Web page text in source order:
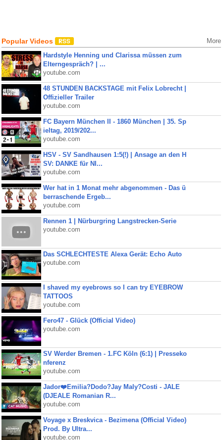
Popular Videos More
Hardstyle Henning und Clarissa müssen zum
Elterngespräch? | ...
youtube.com
48 STUNDEN BACKSTAGE mit Felix Lobrecht |
Offizieller Trailer
youtube.com
FC Bayern München II - 1860 München | 35. Sp
ieltag, 2019/202...
youtube.com
HSV - SV Sandhausen 1:5(!) | Ansage an den H
SV: DANKE für NI...
youtube.com
Wer hat in 1 Monat mehr abgenommen - Das ü
berraschende Ergeb...
youtube.com
Rennen 1 | Nürburgring Langstrecken-Serie
youtube.com
Das SCHLECHTESTE Alexa Gerät: Echo Auto
youtube.com
I shaved my eyebrows so I can try EYEBROW
TATTOOS
youtube.com
Fero47 - Glück (Official Video)
youtube.com
SV Werder Bremen - 1.FC Köln (6:1) | Presseko
nferenz
youtube.com
Jador❤️Emilia?Dodo?Jay Maly?Costi - JALE
(DJEALE Romanian R...
youtube.com
Voyage x Breskvica - Bezimena (Official Video)
Prod. By Ultra...
youtube.com